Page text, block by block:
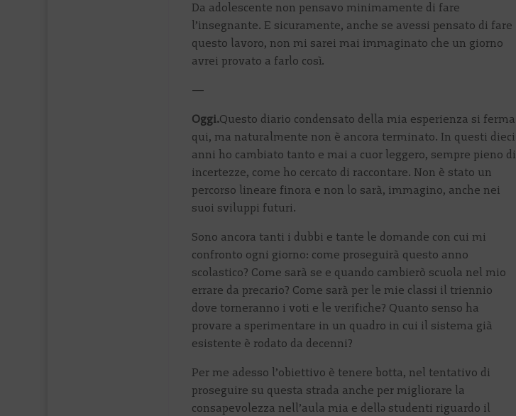
Da adolescente non pensavo minimamente di fare
l’insegnante. E sicuramente, anche se avessi pensato di fare
questo lavoro, non mi sarei mai immaginato che un giorno
avrei provato a farlo così.
—
Oggi.Questo diario condensato della mia esperienza si ferma
qui, ma naturalmente non è ancora terminato. In questi dieci
anni ho cambiato tanto e mai a cuor leggero, sempre pieno di
incertezze, come ho cercato di raccontare. Non è stato un
percorso lineare finora e non lo sarà, immagino, anche nei
suoi sviluppi futuri.
Sono ancora tanti i dubbi e tante le domande con cui mi
confronto ogni giorno: come proseguirà questo anno
scolastico? Come sarà se e quando cambierò scuola nel mio
errare da precario? Come sarà per le mie classi il triennio
dove torneranno i voti e le verifiche? Quanto senso ha
provare a sperimentare in un quadro in cui il sistema già
esistente è rodato da decenni?
Per me adesso l’obiettivo è tenere botta, nel tentativo di
proseguire su questa strada anche per migliorare la
consapevolezza nell’aula mia e dellə studenti riguardo il